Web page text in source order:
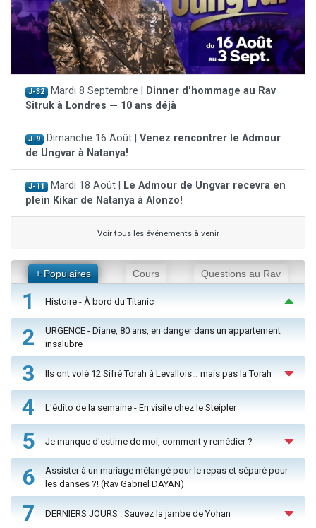
J-32 Mardi 8 Septembre | Dinner d'hommage au Rav
Sitruk à Londres — 10 ans déjà
J-9 Dimanche 16 Août | Venez rencontrer le Admour
de Ungvar à Natanya!
J-11 Mardi 18 Août | Le Admour de Ungvar recevra en
plein Kikar de Natanya à Alonzo!
Voir tous les événements à venir
+ Populaires Cours Questions au Rav
1 Histoire - À bord du Titanic
2
URGENCE - Diane, 80 ans, en danger dans un appartement
insalubre
3 Ils ont volé 12 Sifré Torah à Levallois… mais pas la Torah
4 L'édito de la semaine - En visite chez le Steipler
5 Je manque d'estime de moi, comment y remédier ?
6
Assister à un mariage mélangé pour le repas et séparé pour
les danses ?! (Rav Gabriel DAYAN)
7 DERNIERS JOURS : Sauvez la jambe de Yohan